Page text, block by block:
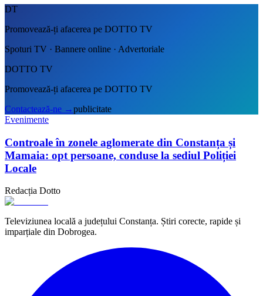
DT
Promovează-ți afacerea pe DOTTO TV
Spoturi TV · Bannere online · Advertoriale
DOTTO TV
Promovează-ți afacerea pe DOTTO TV
Contactează-ne →publicitate
Evenimente
Controale în zonele aglomerate din Constanța și
Mamaia: opt persoane, conduse la sediul Poliției
Locale
Redacția Dotto
Televiziunea locală a județului Constanța. Știri corecte, rapide și
imparțiale din Dobrogea.